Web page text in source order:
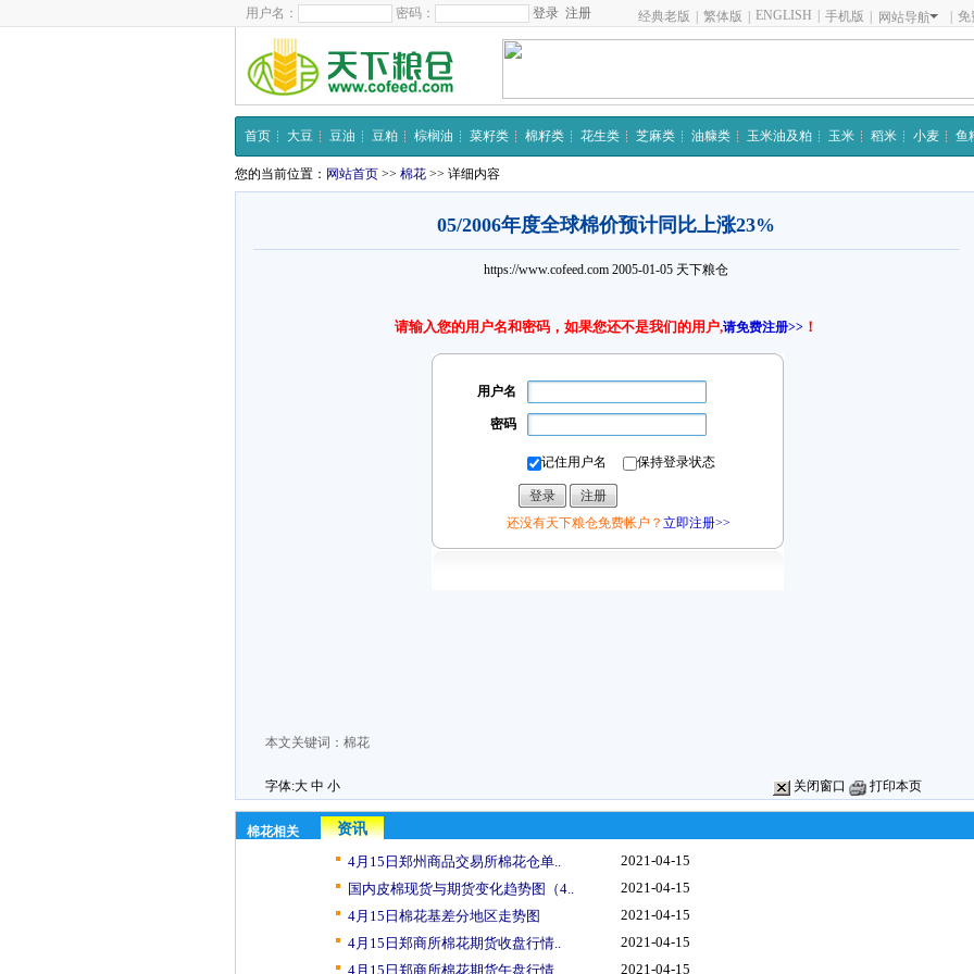
用户名： 密码： 注册 经典老版 繁体版 ENGLISH 手机版 网站导航 免
首页 大豆 豆油 豆粕 棕榈油 菜籽类 棉籽类 花生类 芝麻类 油糠类 玉米油及粕 玉米 稻米 小麦 鱼
您的当前位置： 网站首页 >> 棉花 >> 详细内容
05/2006年度全球棉价预计同比上涨23%
https://www.cofeed.com 2005-01-05 天下粮仓
请输入您的用户名和密码，如果您还不是我们的用户,请免费注册>> ！
用户名
密码
记住用户名 保持登录状态
还没有天下粮仓免费帐户？ 立即注册>>
本文关键词： 棉花
字体:大 中 小 关闭窗口 打印本页
棉花相关
资讯
4月15日郑州商品交易所棉花仓单..
2021-04-15
国内皮棉现货与期货变化趋势图（4..
2021-04-15
4月15日棉花基差分地区走势图
2021-04-15
4月15日郑商所棉花期货收盘行情..
2021-04-15
4月15日郑商所棉花期货午盘行情..
2021-04-15